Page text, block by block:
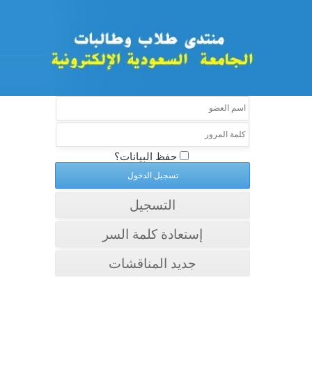
حفظ البيانات؟
التسجيل
إستعادة كلمة السر
جديد المناقشات